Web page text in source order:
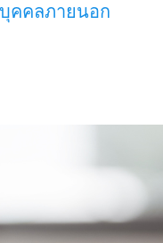
คคลภายนอก